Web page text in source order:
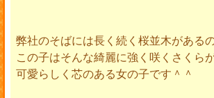
弊社のそばには長く続く桜並木があるの
この子はそんな綺麗に強く咲くさくら
可愛らしく芯のある女の子です＾＾